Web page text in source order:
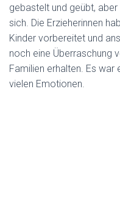
gebastelt und geübt,
sich. Die Erzieherinnen
Kinder vorbereitet und
noch eine Überraschung
Familien erhalten. Es war
vielen Emotionen.